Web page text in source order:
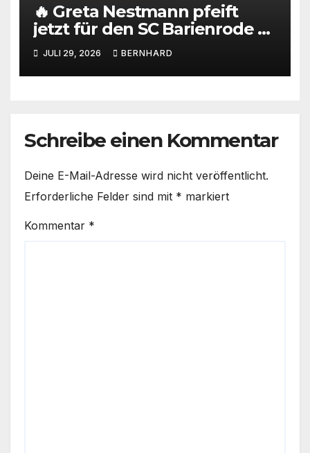
🔥 Greta Nestmann pfeift
jetzt für den SC Barienrode –
unsere jüngste
Schiedsrichterin hat die
Prüfung bestanden! 💙🤍⚽
JULI 29, 2026 BERNHARD
Schreibe einen Kommentar
Deine E-Mail-Adresse wird nicht veröffentlicht.
Erforderliche Felder sind mit * markiert
Kommentar *